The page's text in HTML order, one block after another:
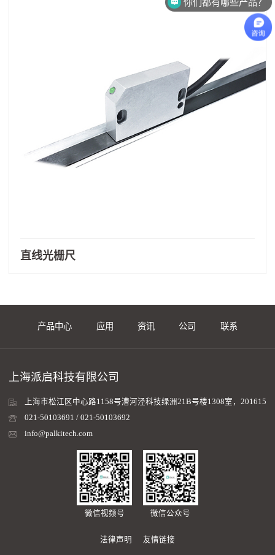
直线光栅尺
产品中心 应用 资讯 公司 联系
上海派启科技有限公司
上海市松江区中心路1158号漕河泾科技绿洲21B号楼1308室，201615
021-50103691 / 021-50103692
info@palkitech.com
微信视频号 微信公众号
法律声明 友情链接